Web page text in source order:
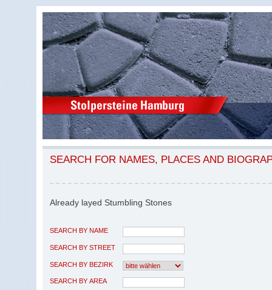
SEARCH FOR NAMES, PLACES AND
Already layed Stumbling Stones
SEARCH BY NAME
SEARCH BY STREET
SEARCH BY BEZIRK
SEARCH BY AREA